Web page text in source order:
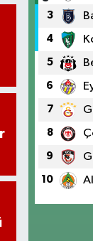
3
4
5
6
7
8
9
10